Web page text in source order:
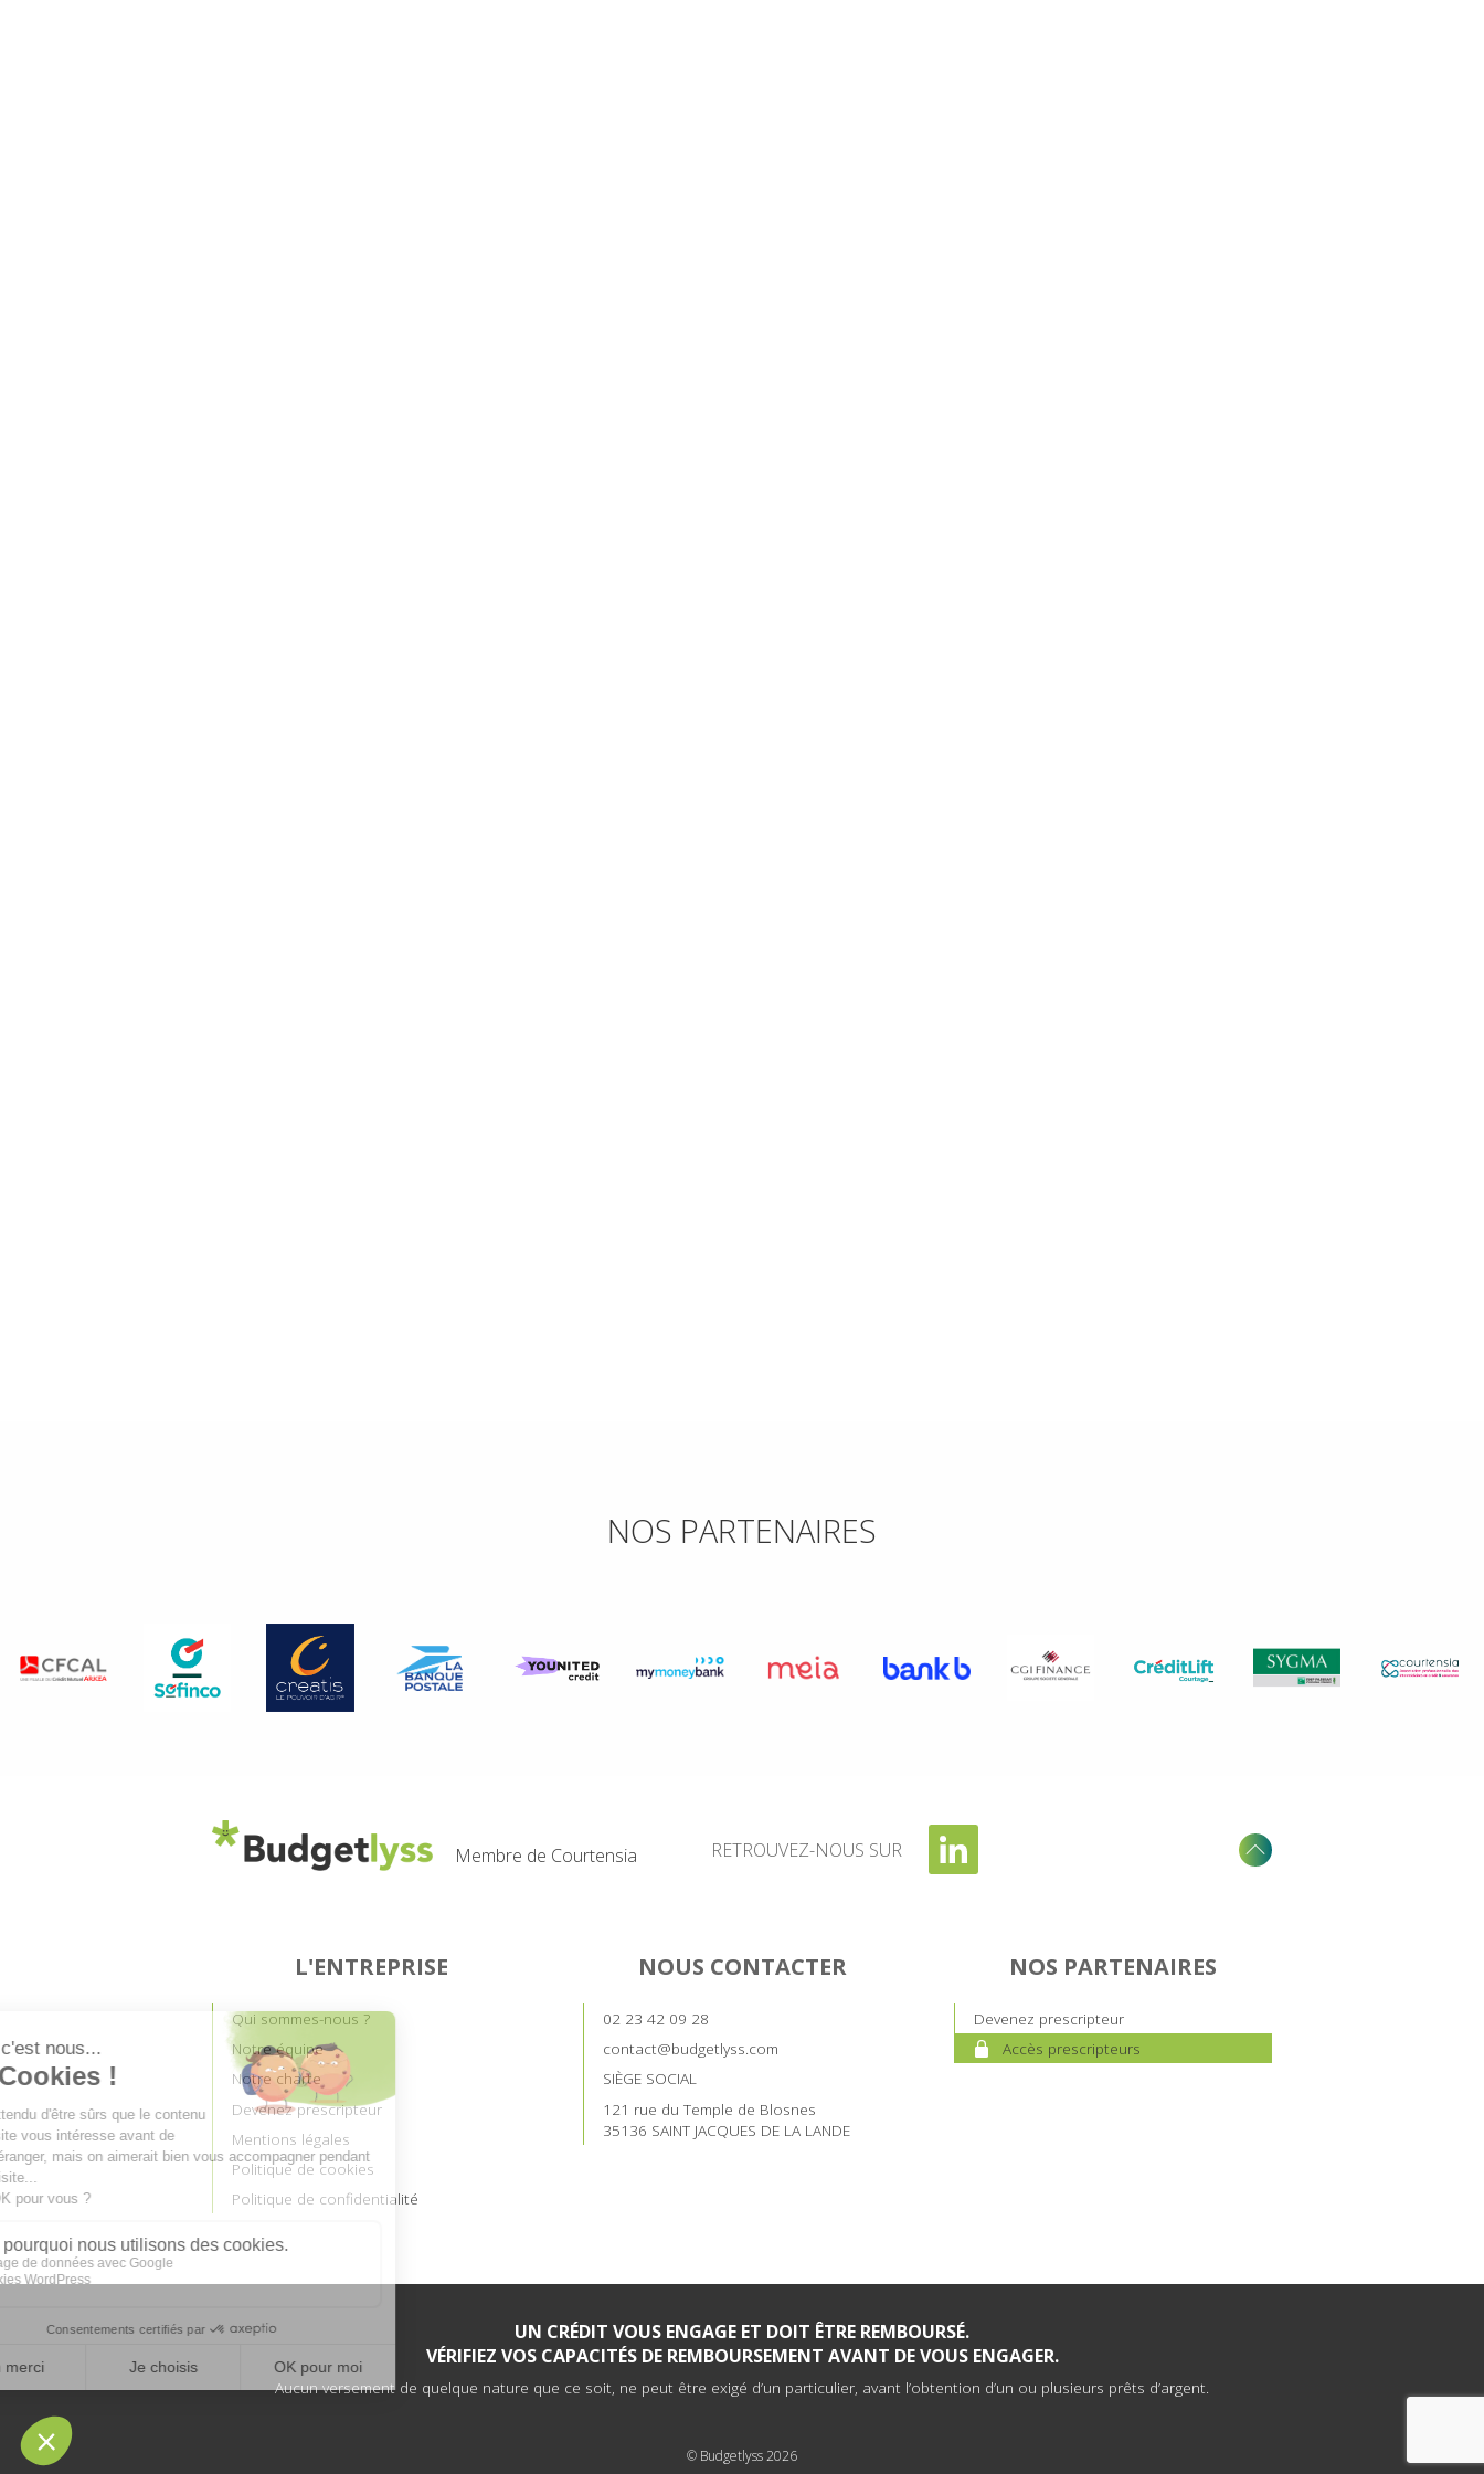
NOS PARTENAIRES
Membre de Courtensia RETROUVEZ-NOUS SUR
L'ENTREPRISE
Qui sommes-nous ?
Notre équipe
Notre charte
Devenez prescripteur
Mentions légales
Politique de cookies
Politique de confidentialité
NOUS CONTACTER
02 23 42 09 28
contact@budgetlyss.com
SIÈGE SOCIAL
121 rue du Temple de Blosnes
35136 SAINT JACQUES DE LA LANDE
NOS PARTENAIRES
Devenez prescripteur
Accès prescripteurs
UN CRÉDIT VOUS ENGAGE ET DOIT ÊTRE REMBOURSÉ.
VÉRIFIEZ VOS CAPACITÉS DE REMBOURSEMENT AVANT DE VOUS ENGAGER.
Aucun versement de quelque nature que ce soit, ne peut être exigé d’un particulier, avant l’obtention d’un ou plusieurs prêts d’argent.
© Budgetlyss 2026